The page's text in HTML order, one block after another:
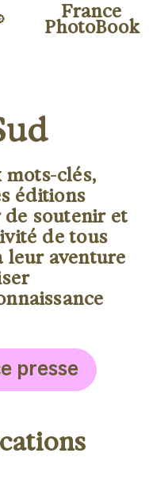
France
PhotoBook
mots-clés,
éditions
soutenir et
de tous
leur aventure
presse